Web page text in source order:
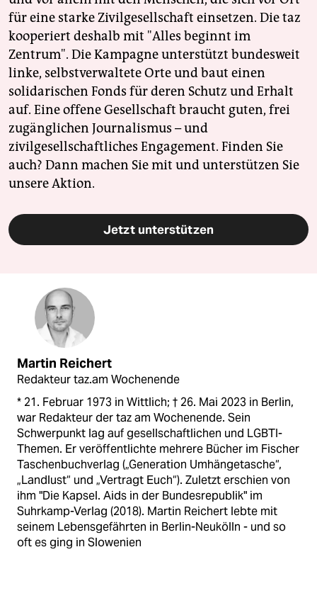
für eine starke Zivilgesellschaft einsetzen. Die taz
kooperiert deshalb mit "Alles beginnt im
Zentrum". Die Kampagne unterstützt bundesweit
linke, selbstverwaltete Orte und baut einen
solidarischen Fonds für deren Schutz und Erhalt
auf. Eine offene Gesellschaft braucht guten, frei
zugänglichen Journalismus – und
zivilgesellschaftliches Engagement. Finden Sie
auch? Dann machen Sie mit und unterstützen Sie
unsere Aktion.
Jetzt unterstützen
Martin Reichert
Redakteur taz.am Wochenende
* 21. Februar 1973 in Wittlich; † 26. Mai 2023 in Berlin,
war Redakteur der taz am Wochenende. Sein
Schwerpunkt lag auf gesellschaftlichen und LGBTI-
Themen. Er veröffentlichte mehrere Bücher im Fischer
Taschenbuchverlag („Generation Umhängetasche“,
„Landlust“ und „Vertragt Euch“). Zuletzt erschien von
ihm "Die Kapsel. Aids in der Bundesrepublik" im
Suhrkamp-Verlag (2018). Martin Reichert lebte mit
seinem Lebensgefährten in Berlin-Neukölln - und so
oft es ging in Slowenien